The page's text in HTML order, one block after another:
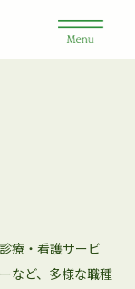
療・看護サービ
など、多様な職種